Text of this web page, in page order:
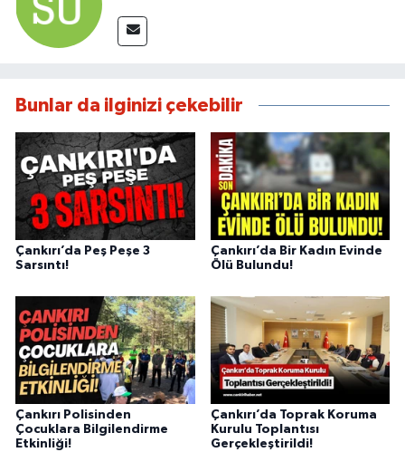
Bunlar da ilginizi çekebilir
Çankırı’da Peş Peşe 3
Sarsıntı!
Çankırı’da Bir Kadın Evinde
Ölü Bulundu!
Çankırı Polisinden
Çocuklara Bilgilendirme
Etkinliği!
Çankırı’da Toprak Koruma
Kurulu Toplantısı
Gerçekleştirildi!